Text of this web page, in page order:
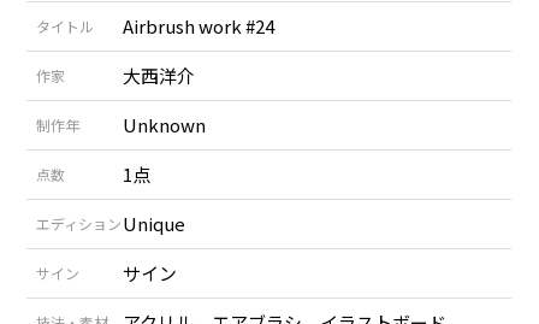
タイトル Airbrush work #24
作家 大西洋介
制作年 Unknown
点数 1点
エディションUnique
サイン サイン